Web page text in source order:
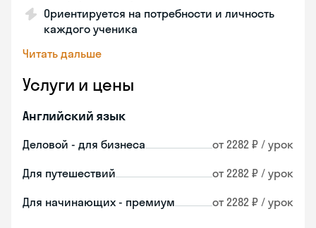
Ориентируется на потребности и личность
каждого ученика
Читать дальше
Услуги и цены
Английский язык
Деловой - для бизнеса от 2282 ₽ / урок
Для путешествий от 2282 ₽ / урок
Для начинающих - премиум от 2282 ₽ / урок